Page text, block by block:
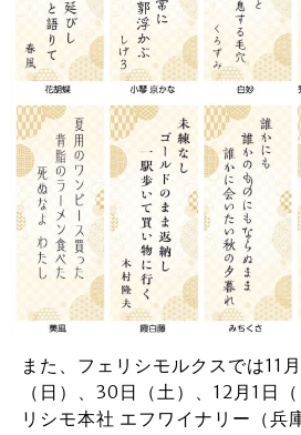
また、フェリシモルクスでは11
（日）、30日（土）、12月1日
リシモ本社 エフワイナリー（兵